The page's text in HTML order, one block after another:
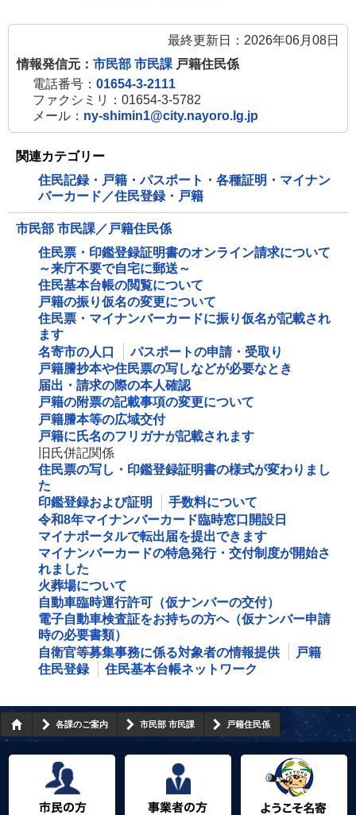
最終更新日：2026年06月08日
情報発信元： 市民部 市民課 戸籍住民係
電話番号： 01654-3-2111
ファクシミリ：01654-3-5782
メール： ny-shimin1@city.nayoro.lg.jp
関連カテゴリー
住民記録・戸籍・パスポート・各種証明・マイナン
バーカード／住民登録・戸籍
市民部 市民課／戸籍住民係
住民票・印鑑登録証明書のオンライン請求について
～来庁不要で自宅に郵送～
住民基本台帳の閲覧について
戸籍の振り仮名の変更について
住民票・マイナンバーカードに振り仮名が記載され
ます
名寄市の人口
パスポートの申請・受取り
戸籍謄抄本や住民票の写しなどが必要なとき
届出・請求の際の本人確認
戸籍の附票の記載事項の変更について
戸籍謄本等の広域交付
戸籍に氏名のフリガナが記載されます
旧氏併記関係
住民票の写し・印鑑登録証明書の様式が変わりまし
た
印鑑登録および証明
手数料について
令和8年マイナンバーカード臨時窓口開設日
マイナポータルで転出届を提出できます
マイナンバーカードの特急発行・交付制度が開始さ
れました
火葬場について
自動車臨時運行許可（仮ナンバーの交付）
電子自動車検査証をお持ちの方へ（仮ナンバー申請
時の必要書類）
自衛官等募集事務に係る対象者の情報提供
戸籍
住民登録
住民基本台帳ネットワーク
各課のご案内 市民部 市民課 戸籍住民係